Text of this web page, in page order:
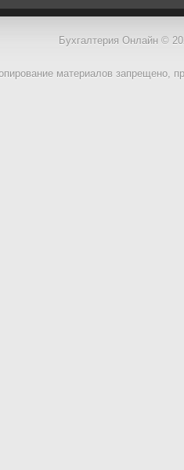
Бухгалтерия Онлайн ©
материалов запрещено,